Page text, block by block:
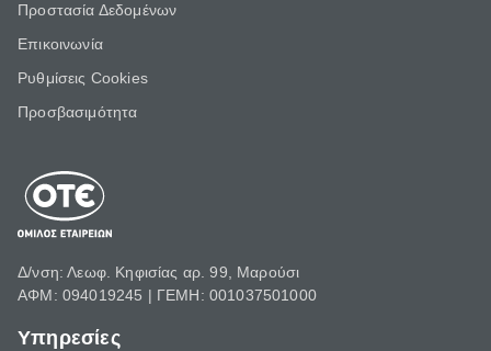
Προστασία Δεδομένων
Επικοινωνία
Ρυθμίσεις Cookies
Προσβασιμότητα
Δ/νση: Λεωφ. Κηφισίας αρ. 99, Μαρούσι
ΑΦΜ: 094019245 | ΓΕΜΗ: 001037501000
Υπηρεσίες